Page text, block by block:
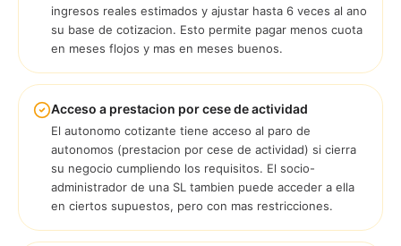
ingresos reales estimados y ajustar hasta 6 veces al ano
su base de cotizacion. Esto permite pagar menos cuota
en meses flojos y mas en meses buenos.
Acceso a prestacion por cese de actividad
El autonomo cotizante tiene acceso al paro de
autonomos (prestacion por cese de actividad) si cierra
su negocio cumpliendo los requisitos. El socio-
administrador de una SL tambien puede acceder a ella
en ciertos supuestos, pero con mas restricciones.